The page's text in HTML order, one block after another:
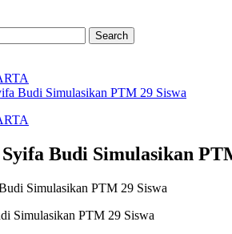
Budi Simulasikan PTM 29 Siswa
Budi Simulasikan
Simulasikan PTM 29 Siswa